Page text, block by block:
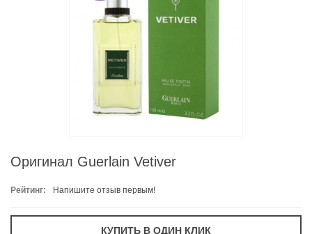
Оригинал Guerlain Vetiver
Рейтинг: Напишите отзыв первым!